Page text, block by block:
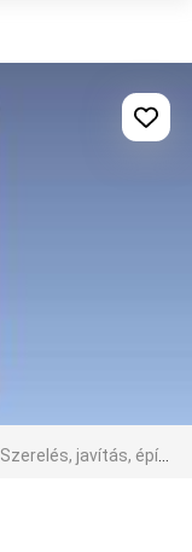
Szerelés, javítás, építkezés